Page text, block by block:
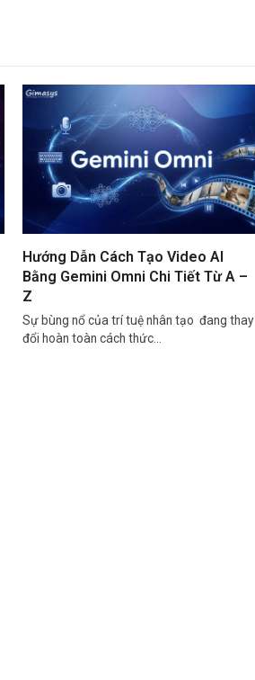
Hướng Dẫn Cách Tạo Video AI
Bằng Gemini Omni Chi Tiết Từ A –
Z
Sự bùng nổ của trí tuệ nhân tạo đang thay
đổi hoàn toàn cách thức…